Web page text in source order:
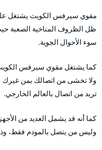
مقوي سيرفس الكويت يشتغل على
ظل الظروف المناخية الصعبة
سوء الأحوال الجوية.
كما يشتغل مقوي سيرفس
ولا تخشى من اتصالك بمن
تريد من اتصال بالعالم الخارجي.
كما أنه قد يشمل العديد من
وليس من يتصل بالمودم فقط،